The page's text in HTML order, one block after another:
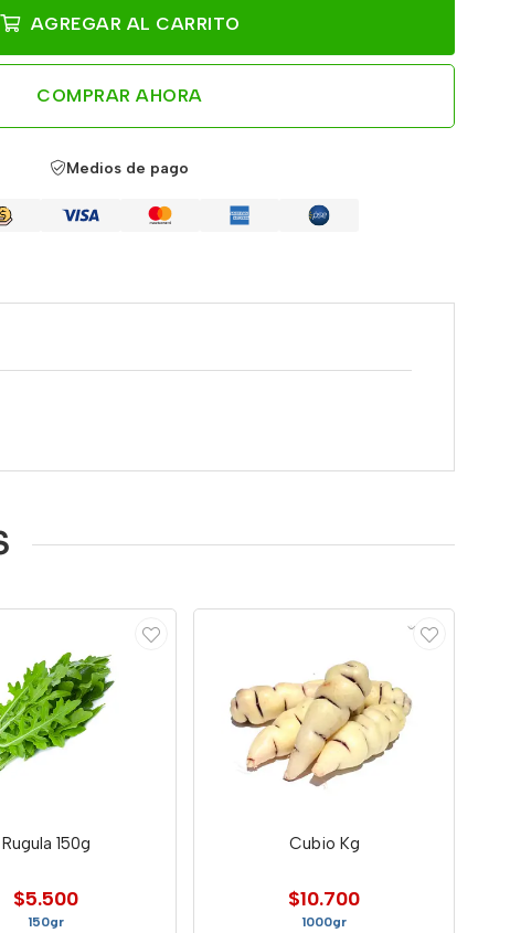
AGREGAR AL CARRITO
COMPRAR AHORA
Medios de pago
Rugula 150g
$5.500
150gr
Cubio Kg
$10.700
1000gr